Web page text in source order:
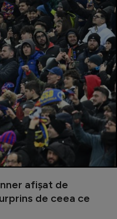
afișat de
de ceea ce